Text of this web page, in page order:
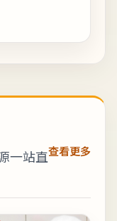
得安...
一站直查看更多